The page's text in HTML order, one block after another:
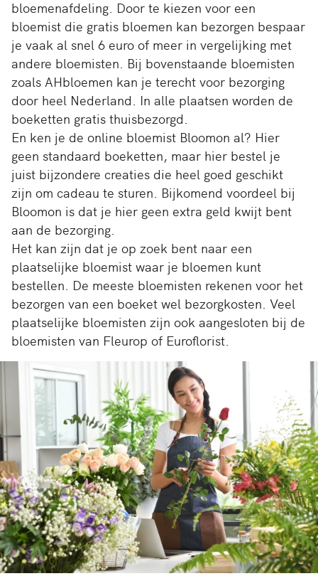
bloemenafdeling. Door te kiezen voor een
bloemist die gratis bloemen kan bezorgen bespaar
je vaak al snel 6 euro of meer in vergelijking met
andere bloemisten. Bij bovenstaande bloemisten
zoals AHbloemen kan je terecht voor bezorging
door heel Nederland. In alle plaatsen worden de
boeketten gratis thuisbezorgd.
En ken je de online bloemist Bloomon al? Hier
geen standaard boeketten, maar hier bestel je
juist bijzondere creaties die heel goed geschikt
zijn om cadeau te sturen. Bijkomend voordeel bij
Bloomon is dat je hier geen extra geld kwijt bent
aan de bezorging.
Het kan zijn dat je op zoek bent naar een
plaatselijke bloemist waar je bloemen kunt
bestellen. De meeste bloemisten rekenen voor het
bezorgen van een boeket wel bezorgkosten. Veel
plaatselijke bloemisten zijn ook aangesloten bij de
bloemisten van Fleurop of Euroflorist.